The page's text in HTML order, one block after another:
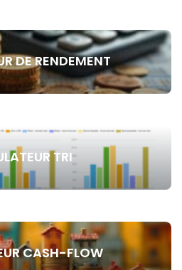
DE RENDEMENT
TRI
CASH-FLOW